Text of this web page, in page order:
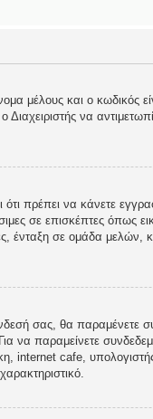
μέλους και ο κωδικός
Διαχειριστής να
ότι πρέπει να κάνετε
σε επισκέπτες όπως
ένταξη σε ομάδα μελών,
σας, θα παραμένετε
παραμείνετε
internet cafe,